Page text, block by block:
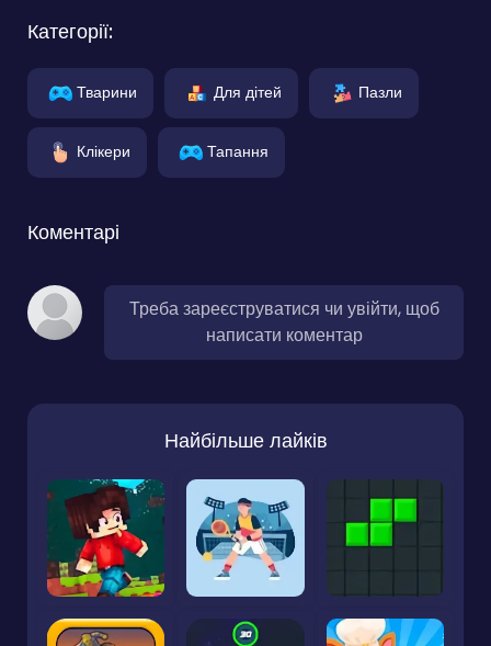
Категорії:
Тварини Для дітей Пазли
Клікери Тапання
Коментарі
Треба зареєструватися чи увійти, щоб
написати коментар
Найбільше лайків